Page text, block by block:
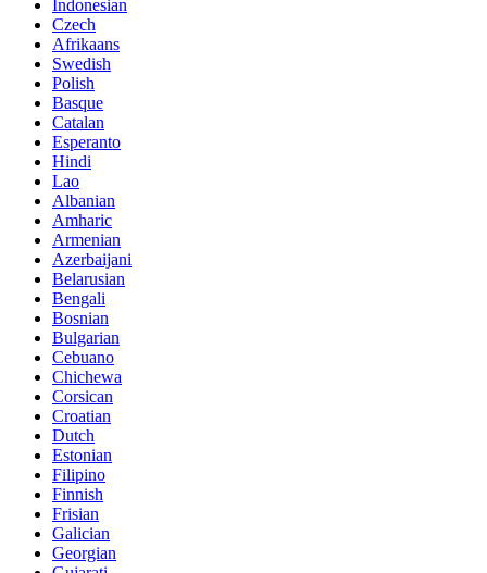
Indonesian
Czech
Afrikaans
Swedish
Polish
Basque
Catalan
Esperanto
Hindi
Lao
Albanian
Amharic
Armenian
Azerbaijani
Belarusian
Bengali
Bosnian
Bulgarian
Cebuano
Chichewa
Corsican
Croatian
Dutch
Estonian
Filipino
Finnish
Frisian
Galician
Georgian